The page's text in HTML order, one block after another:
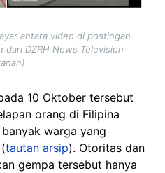
antara video di postingan
dari DZRH News Television
10 Oktober tersebut
orang di Filipina
warga yang
tautan arsip). Otoritas dan
gempa tersebut hanya